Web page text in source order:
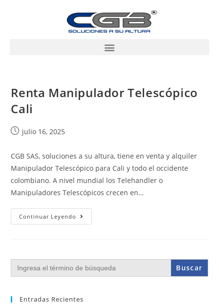
Renta Manipulador Telescópico
Cali
julio 16, 2025
CGB SAS, soluciones a su altura, tiene en venta y alquiler
Manipulador Telescópico para Cali y todo el occidente
colombiano. A nivel mundial los Telehandler o
Manipuladores Telescópicos crecen en…
Continuar Leyendo
Buscar:
Entradas Recientes